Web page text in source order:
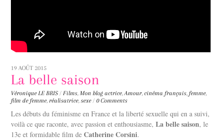
19 AOÛT 2015
La belle saison
Véronique LE BRIS / Films, Mon blog actrice,Amour,cinéma français, femme,
film de femme, réalisatrice,sexe / 0 Comments
Les débuts du féminisme en France et la liberté sexuelle qui en a suivi,
voilà ce que raconte, avec passion et enthousiasme,La belle saison, le
13e et formidable film deCatherine Corsini.